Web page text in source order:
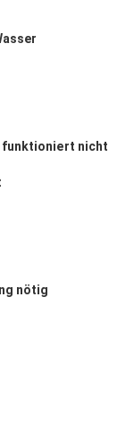
funktioniert nicht
nötig